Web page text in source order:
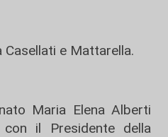
e Mattarella.
Maria Elena Alberti
il Presidente della